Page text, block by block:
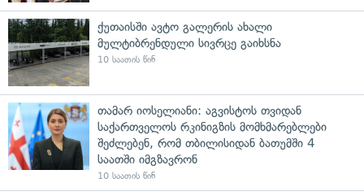
ქუთაისში ავტო გალერის ახალი
მულტიბრენდული სივრცე გაიხსნა
10 საათის წინ
თამარ იოსელიანი: აგვისტოს თვიდან
საქართველოს რკინიგზის მომხმარებლები
შეძლებენ, რომ თბილისიდან ბათუმში 4
საათში იმგზავრონ
10 საათის წინ